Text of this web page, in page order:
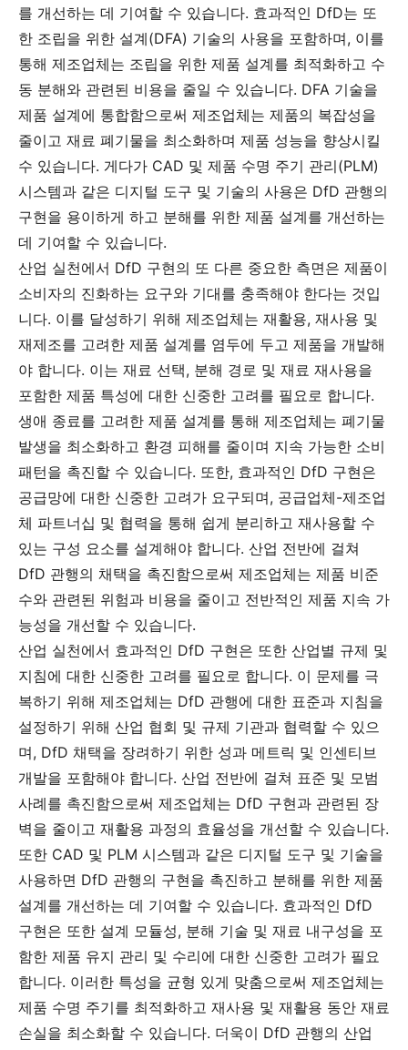
를 개선하는 데 기여할 수 있습니다. 효과적인 DfD는 또
한 조립을 위한 설계(DFA) 기술의 사용을 포함하며, 이를
통해 제조업체는 조립을 위한 제품 설계를 최적화하고 수
동 분해와 관련된 비용을 줄일 수 있습니다. DFA 기술을
제품 설계에 통합함으로써 제조업체는 제품의 복잡성을
줄이고 재료 폐기물을 최소화하며 제품 성능을 향상시킬
수 있습니다. 게다가 CAD 및 제품 수명 주기 관리(PLM)
시스템과 같은 디지털 도구 및 기술의 사용은 DfD 관행의
구현을 용이하게 하고 분해를 위한 제품 설계를 개선하는
데 기여할 수 있습니다.
산업 실천에서 DfD 구현의 또 다른 중요한 측면은 제품이
소비자의 진화하는 요구와 기대를 충족해야 한다는 것입
니다. 이를 달성하기 위해 제조업체는 재활용, 재사용 및
재제조를 고려한 제품 설계를 염두에 두고 제품을 개발해
야 합니다. 이는 재료 선택, 분해 경로 및 재료 재사용을
포함한 제품 특성에 대한 신중한 고려를 필요로 합니다.
생애 종료를 고려한 제품 설계를 통해 제조업체는 폐기물
발생을 최소화하고 환경 피해를 줄이며 지속 가능한 소비
패턴을 촉진할 수 있습니다. 또한, 효과적인 DfD 구현은
공급망에 대한 신중한 고려가 요구되며, 공급업체-제조업
체 파트너십 및 협력을 통해 쉽게 분리하고 재사용할 수
있는 구성 요소를 설계해야 합니다. 산업 전반에 걸쳐
DfD 관행의 채택을 촉진함으로써 제조업체는 제품 비준
수와 관련된 위험과 비용을 줄이고 전반적인 제품 지속 가
능성을 개선할 수 있습니다.
산업 실천에서 효과적인 DfD 구현은 또한 산업별 규제 및
지침에 대한 신중한 고려를 필요로 합니다. 이 문제를 극
복하기 위해 제조업체는 DfD 관행에 대한 표준과 지침을
설정하기 위해 산업 협회 및 규제 기관과 협력할 수 있으
며, DfD 채택을 장려하기 위한 성과 메트릭 및 인센티브
개발을 포함해야 합니다. 산업 전반에 걸쳐 표준 및 모범
사례를 촉진함으로써 제조업체는 DfD 구현과 관련된 장
벽을 줄이고 재활용 과정의 효율성을 개선할 수 있습니다.
또한 CAD 및 PLM 시스템과 같은 디지털 도구 및 기술을
사용하면 DfD 관행의 구현을 촉진하고 분해를 위한 제품
설계를 개선하는 데 기여할 수 있습니다. 효과적인 DfD
구현은 또한 설계 모듈성, 분해 기술 및 재료 내구성을 포
함한 제품 유지 관리 및 수리에 대한 신중한 고려가 필요
합니다. 이러한 특성을 균형 있게 맞춤으로써 제조업체는
제품 수명 주기를 최적화하고 재사용 및 재활용 동안 재료
손실을 최소화할 수 있습니다. 더욱이 DfD 관행의 산업